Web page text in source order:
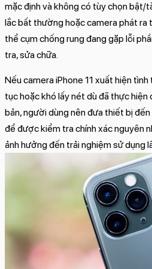
mặc định và không có tùy chọn bật/
lắc bất thường hoặc camera phát ra
thể cụm chống rung đang gặp lỗi
tra, sửa chữa.
Nếu camera iPhone 11 xuất hiện
tục hoặc khó lấy nét dù đã thực hiện
bản, người dùng nên đưa thiết bị
để được kiểm tra chính xác nguyên
ảnh hưởng đến trải nghiệm sử dụng